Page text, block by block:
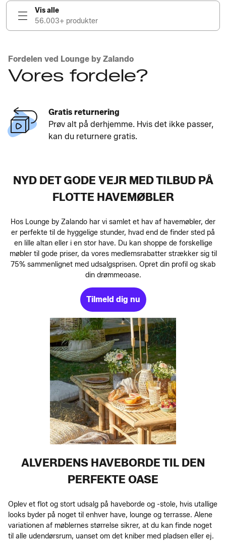
Vis alle
56.003+ produkter
Fordelen ved Lounge by Zalando
Vores fordele?
Gratis returnering
Prøv alt på derhjemme. Hvis det ikke passer,
kan du returnere gratis.
NYD DET GODE VEJR MED TILBUD PÅ
FLOTTE HAVEMØBLER
Hos Lounge by Zalando har vi samlet et hav af havemøbler, der
er perfekte til de hyggelige stunder, hvad end de finder sted på
en lille altan eller i en stor have. Du kan shoppe de forskellige
møbler til gode priser, da vores medlemsrabatter strækker sig til
75% sammenlignet med udsalgsprisen. Opret din profil og skab
din drømmeoase.
Tilmeld dig nu
ALVERDENS HAVEBORDE TIL DEN
PERFEKTE OASE
Oplev et flot og stort udsalg på haveborde og -stole, hvis utallige
looks byder på noget til enhver have, lounge og terrasse. Alene
variationen af møblernes størrelse sikrer, at du kan finde noget
til alle udendørsrum, uanset om det kniber med pladsen eller ej.